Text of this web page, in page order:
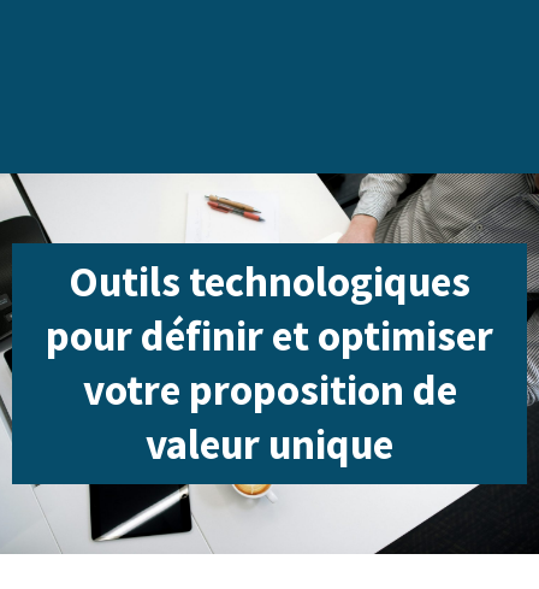
Outils technologiques
pour définir et optimiser
votre proposition de
valeur unique